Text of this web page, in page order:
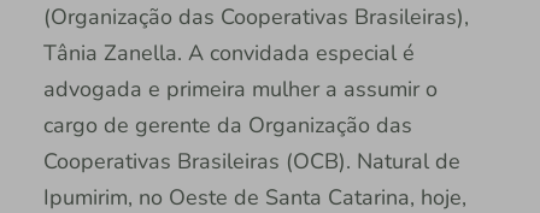
(Organização das Cooperativas Brasileiras),
Tânia Zanella. A convidada especial é
advogada e primeira mulher a assumir o
cargo de gerente da Organização das
Cooperativas Brasileiras (OCB). Natural de
Ipumirim, no Oeste de Santa Catarina, hoje,